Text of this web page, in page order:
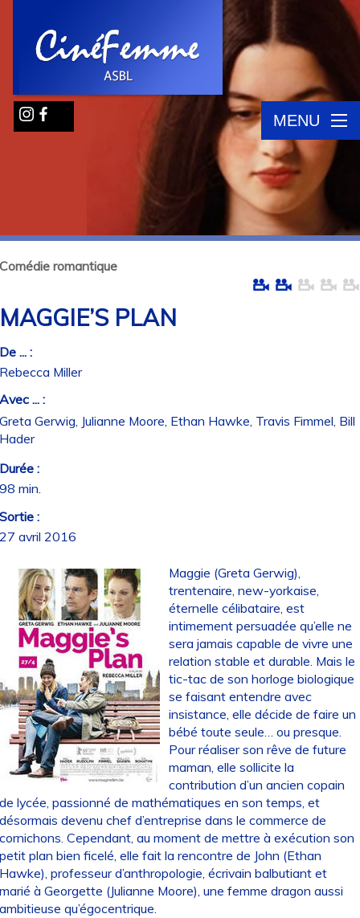
MENU
romantique
PLAN
... :
Miller
... :
Gerwig, Julianne Moore, Ethan Hawke, Travis Fimmel, Bill
:
min.
:
avril 2016
Maggie (Greta Gerwig),
trentenaire, new-yorkaise,
éternelle célibataire, est
intimement persuadée qu’elle ne
sera jamais capable de vivre une
relation stable et durable. Mais le
tic-tac de son horloge biologique
se faisant entendre avec
insistance, elle décide de faire un
bébé toute seule… ou presque.
Pour réaliser son rêve de future
maman, elle sollicite la
contribution d’un ancien copain
lycée, passionné de mathématiques en son temps, et
devenu chef d’entreprise dans le commerce de
Cependant, au moment de mettre à exécution son
plan bien ficelé, elle fait la rencontre de John (Ethan
professeur d’anthropologie, écrivain balbutiant et
à Georgette (Julianne Moore), une femme dragon aussi
qu’égocentrique.